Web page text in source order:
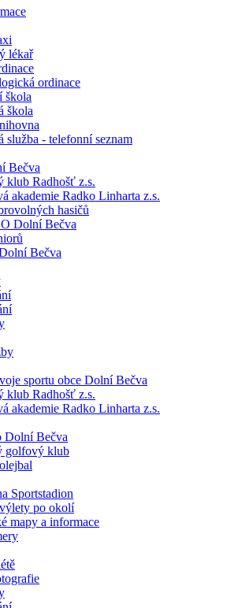
lékař
ordinace
škola
škola
služba - telefonní seznam
Bečva
klub Radhošť z.s.
akademie Radko Linharta z.s.
hasičů
Dolní Bečva
Bečva
sportu obce Dolní Bečva
klub Radhošť z.s.
akademie Radko Linharta z.s.
Dolní Bečva
golfový klub
Sportstadion
po okolí
mapy a informace